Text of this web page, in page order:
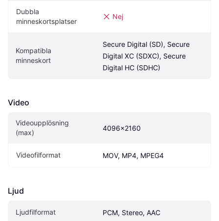
Dubbla
minneskortsplatser
Nej
Kompatibla
minneskort
Secure Digital (SD), Secure
Digital XC (SDXC), Secure
Digital HC (SDHC)
Video
Videoupplösning
(max)
4096x2160
Videofilformat MOV, MP4, MPEG4
Ljud
Ljudfilformat PCM, Stereo, AAC